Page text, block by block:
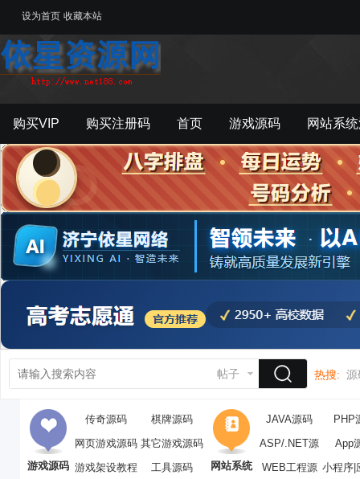
设为首页 收藏本站
购买VIP 购买注册码 首页 游戏源码 网站系
游戏工具 影音资源 主题模板
帖子 热搜: 源
游戏源码
传奇源码
棋牌源码
网页游戏源码 其它游戏源码
游戏架设教程
工具源码 网站系统
JAVA源码
PHP
ASP/.NET源
码
App
WEB工程源 小程序|